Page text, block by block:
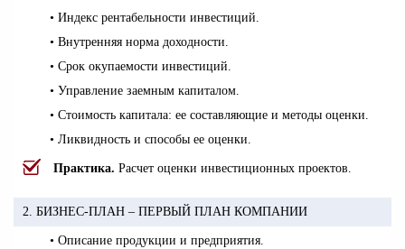
• Индекс рентабельности инвестиций.
• Внутренняя норма доходности.
• Срок окупаемости инвестиций.
• Управление заемным капиталом.
• Стоимость капитала: ее составляющие и методы оценки.
• Ликвидность и способы ее оценки.
Практика. Расчет оценки инвестиционных проектов.
2. БИЗНЕС-ПЛАН – ПЕРВЫЙ ПЛАН КОМПАНИИ
• Описание продукции и предприятия.